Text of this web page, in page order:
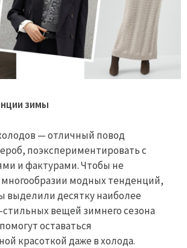
зимы
— отличный повод
поэкспериментировать с
и фактурами. Чтобы не
многообразии модных тенденций,
выделили десятку наиболее
вещей зимнего сезона
оставаться
красоткой даже в холода.